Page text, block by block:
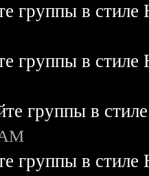
группы в стиле
группы в стиле
группы в
группы в стиле